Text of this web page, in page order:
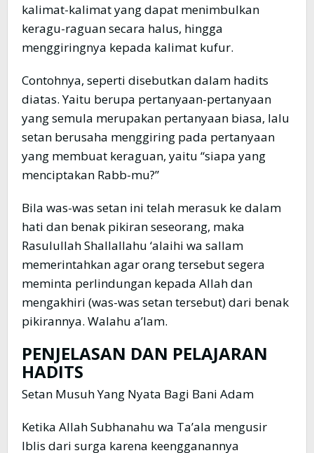
kalimat-kalimat yang dapat menimbulkan
keragu-raguan secara halus, hingga
menggiringnya kepada kalimat kufur.
Contohnya, seperti disebutkan dalam hadits
diatas. Yaitu berupa pertanyaan-pertanyaan
yang semula merupakan pertanyaan biasa, lalu
setan berusaha menggiring pada pertanyaan
yang membuat keraguan, yaitu “siapa yang
menciptakan Rabb-mu?”
Bila was-was setan ini telah merasuk ke dalam
hati dan benak pikiran seseorang, maka
Rasulullah Shallallahu ‘alaihi wa sallam
memerintahkan agar orang tersebut segera
meminta perlindungan kepada Allah dan
mengakhiri (was-was setan tersebut) dari benak
pikirannya. Walahu a’lam.
PENJELASAN DAN PELAJARAN
HADITS
Setan Musuh Yang Nyata Bagi Bani Adam
Ketika Allah Subhanahu wa Ta’ala mengusir
Iblis dari surga karena keengganannya